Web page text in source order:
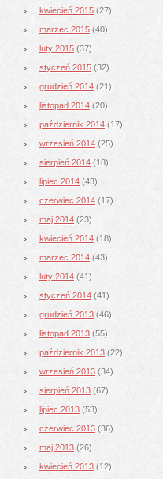
kwiecień 2015 (27)
marzec 2015 (40)
luty 2015 (37)
styczeń 2015 (32)
grudzień 2014 (21)
listopad 2014 (20)
październik 2014 (17)
wrzesień 2014 (25)
sierpień 2014 (18)
lipiec 2014 (43)
czerwiec 2014 (17)
maj 2014 (23)
kwiecień 2014 (18)
marzec 2014 (43)
luty 2014 (41)
styczeń 2014 (41)
grudzień 2013 (46)
listopad 2013 (55)
październik 2013 (22)
wrzesień 2013 (34)
sierpień 2013 (67)
lipiec 2013 (53)
czerwiec 2013 (36)
maj 2013 (26)
kwiecień 2013 (12)